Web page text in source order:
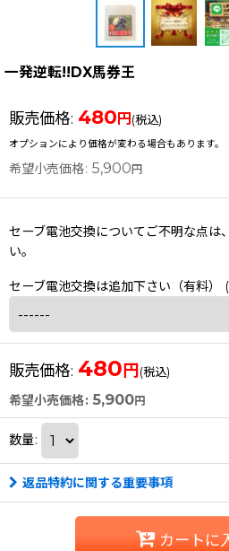
一発逆転!!DX馬券王
販売価格: 480 円 (税込)
オプションにより価格が変わる場合もあります。
希望小売価格: 5,900 円
セーブ電池交換についてご不明な点は、
い。
セーブ電池交換は追加下さい（有料）
販売価格: 480円(税込)
希望小売価格: 5,900円
数量:
返品特約に関する重要事項
カートに